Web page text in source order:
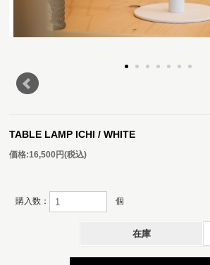
TABLE LAMP ICHI / WHITE
価格:16,500円(税込)
購入数： 個
在庫